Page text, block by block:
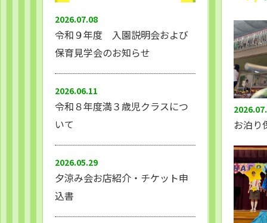
2026.07.08
令和９年度 入園説明会および
保育見学会のお知らせ
2026.06.11
令和８年度満３歳児クラスにつ
いて
2026.05.29
夕涼み会お店紹介・チケット申
込書
お泊り